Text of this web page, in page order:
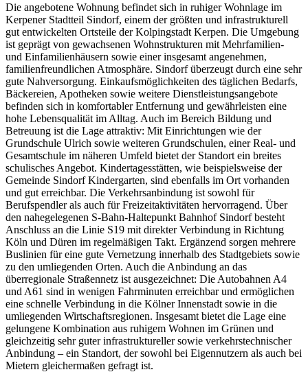
Die angebotene Wohnung befindet sich in ruhiger Wohnlage im
Kerpener Stadtteil Sindorf, einem der größten und infrastrukturell
gut entwickelten Ortsteile der Kolpingstadt Kerpen. Die Umgebung
ist geprägt von gewachsenen Wohnstrukturen mit Mehrfamilien-
und Einfamilienhäusern sowie einer insgesamt angenehmen,
familienfreundlichen Atmosphäre. Sindorf überzeugt durch eine sehr
gute Nahversorgung. Einkaufsmöglichkeiten des täglichen Bedarfs,
Bäckereien, Apotheken sowie weitere Dienstleistungsangebote
befinden sich in komfortabler Entfernung und gewährleisten eine
hohe Lebensqualität im Alltag. Auch im Bereich Bildung und
Betreuung ist die Lage attraktiv: Mit Einrichtungen wie der
Grundschule Ulrich sowie weiteren Grundschulen, einer Real- und
Gesamtschule im näheren Umfeld bietet der Standort ein breites
schulisches Angebot. Kindertagesstätten, wie beispielsweise der
Gemeinde Sindorf Kindergarten, sind ebenfalls im Ort vorhanden
und gut erreichbar. Die Verkehrsanbindung ist sowohl für
Berufspendler als auch für Freizeitaktivitäten hervorragend. Über
den nahegelegenen S-Bahn-Haltepunkt Bahnhof Sindorf besteht
Anschluss an die Linie S19 mit direkter Verbindung in Richtung
Köln und Düren im regelmäßigen Takt. Ergänzend sorgen mehrere
Buslinien für eine gute Vernetzung innerhalb des Stadtgebiets sowie
zu den umliegenden Orten. Auch die Anbindung an das
überregionale Straßennetz ist ausgezeichnet: Die Autobahnen A4
und A61 sind in wenigen Fahrminuten erreichbar und ermöglichen
eine schnelle Verbindung in die Kölner Innenstadt sowie in die
umliegenden Wirtschaftsregionen. Insgesamt bietet die Lage eine
gelungene Kombination aus ruhigem Wohnen im Grünen und
gleichzeitig sehr guter infrastruktureller sowie verkehrstechnischer
Anbindung – ein Standort, der sowohl bei Eigennutzern als auch bei
Mietern gleichermaßen gefragt ist.